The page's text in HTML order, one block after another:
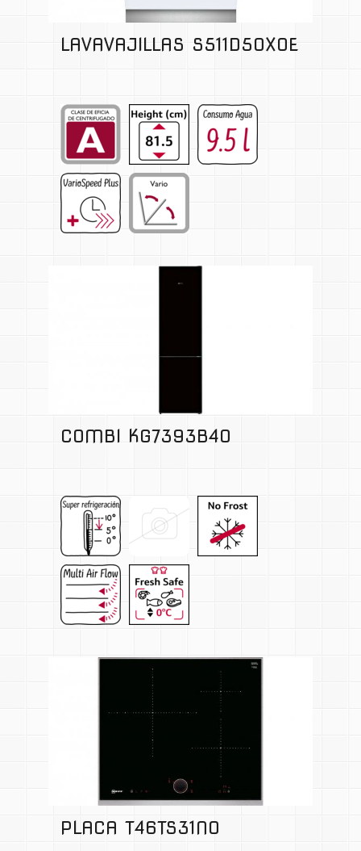
LAVAVAJILLAS S511D50X0E
COMBI KG7393B40
PLACA T46TS31N0